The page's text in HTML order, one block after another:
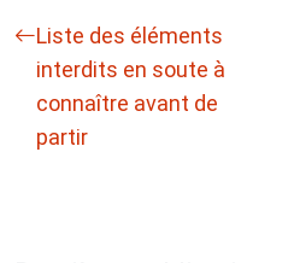
Liste des éléments
interdits en soute à
connaître avant de
partir